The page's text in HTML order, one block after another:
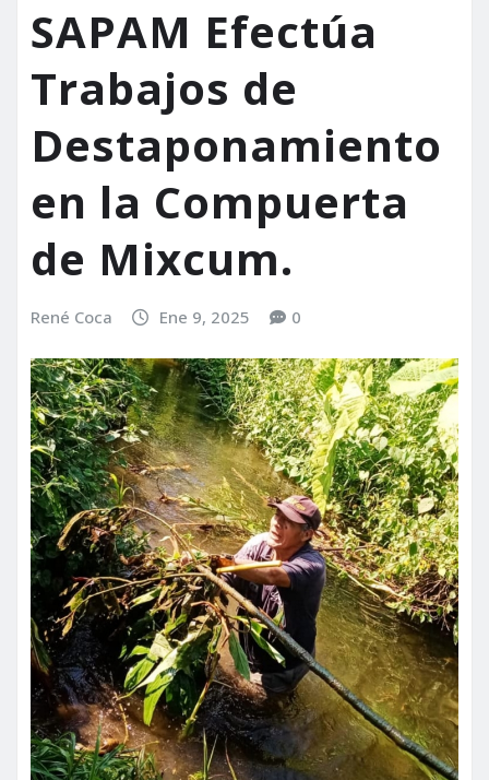
SAPAM Efectúa
Trabajos de
Destaponamiento
en la Compuerta
de Mixcum.
René Coca Ene 9, 2025 0